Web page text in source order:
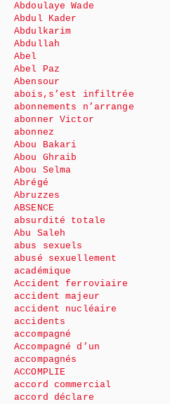
Abdoulaye Wade
Abdul Kader
Abdulkarim
Abdullah
Abel
Abel Paz
Abensour
abois,s’est infiltrée
abonnements n’arrange
abonner Victor
abonnez
Abou Bakari
Abou Ghraib
Abou Selma
Abrégé
Abruzzes
ABSENCE
absurdité totale
Abu Saleh
abus sexuels
abusé sexuellement
académique
Accident ferroviaire
accident majeur
accident nucléaire
accidents
accompagné
Accompagné d’un
accompagnés
ACCOMPLIE
accord commercial
accord déclare